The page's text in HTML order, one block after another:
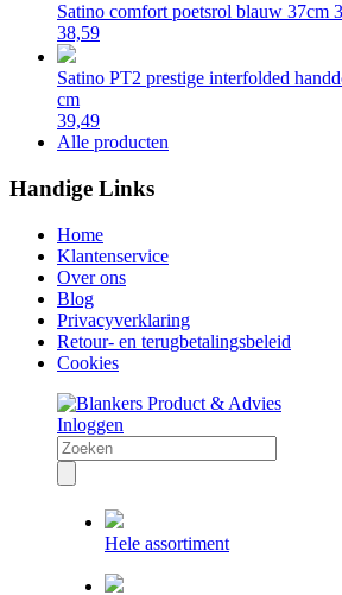
Satino comfort poetsrol blauw 37cm
38,59
Satino PT2 prestige interfolded
cm
39,49
Alle producten
Handige Links
Home
Klantenservice
Over ons
Blog
Privacyverklaring
Retour- en terugbetalingsbeleid
Cookies
Inloggen
Hele assortiment